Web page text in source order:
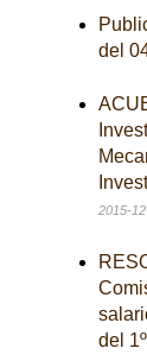
del
2015-
del